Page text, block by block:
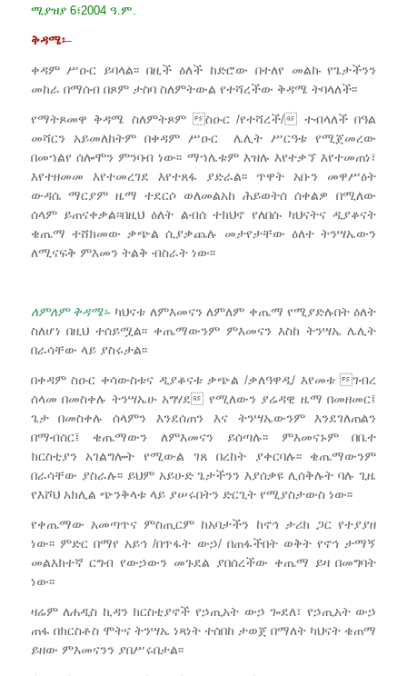
ሚያዝያ 6፣2004 ዓ.ም.
ቅዳሜ፡–
ቀዳም ሥዑር ይባላል፡፡ በዚች ዕለች ከድሮው በተለየ መልኩ የጌታችንን
መከራ በማሰብ በጾም ታስባ ስለምትውል የተሻረችው ቅዳሜ ትባላለች፡፡
የማትጾመዋ ቅዳሜ ስለምትጾም ስዑር /የተሻረች/ ተብላለች በዓል
መሻርን አይመለከትም በቀዳም ሥዑር ሌሊት ሥርዓቱ የሚጀመረው
በመኀልየ ሰሎሞን ምንባብ ነው፡፡ ማኀሌቱም እዝሉ እየተቃኘ እየተመጠነ፣
እየተዘመመ እየተመረገደ እየተጸፋ ያድራል፡፡ ጥዋት አቡን መዋሥዕት
ውዳሴ ማርያም ዜማ ተደርሶ ወለመልአከ ሕይወትሰ ሰቀልዎ በሚለው
ሰላም ይጠናቀቃል፡፡በዚህ ዕለት ልብሰ ተክህኖ የለበሱ ካህናትና ዲያቆናት
ቄጤማ ተሸክመው ቃጭል ሲያቃጨሉ መታየታቸው ዕለተ ትንሣኤውን
ለሚናፍቅ ምእመን ትልቅ ብስራት ነው፡፡
ለምለም ቅዳሜ፡- ካህናቱ ለምእመናን ለምለም ቀጤማ የሚያድሉበት ዕለት
ስለሆነ በዚህ ተሰይሟል፡፡ ቀጤማውንም ምእመናን እስከ ትንሣኤ ሌሊት
በራሳቸው ላይ ያስሩታል፡፡
በቀዳም ስዑር ቀሳውስቱና ዲያቆናቱ ቃጭል /ቃለዓዋዲ/ እየመቱ ገብረ
ሰላመ በመስቀሉ ትንሣኤሁ አግሃደ የሚለውን ያሬዳዊ ዜማ በመዘመር፤
ጌታ በመስቀሉ ሰላምን እንደሰጠን እና ትንሣኤውንም እንደገለጠልን
በማብሰር፤ ቄጤማውን ለምእመናን ይሰጣሉ፡፡ ምእመናኑም በቤተ
ክርስቲያን አገልግሎት የሚውል ገጸ በረከት ያቀርባሉ፡፡ ቄጤማውንም
በራሳቸው ያስራሉ፡፡ ይህም አይሁድ ጌታችንን እያሰቃዩ ሊሰቅሉት ባሉ ጊዜ
የእሾህ አክሊል ጭንቅላቱ ላይ ያሠሩበትን ድርጊት የሚያስታውስ ነው፡፡
የቀጤማው አመጣጥና ምስጢርም ከአባታችን ከኖኅ ታሪክ ጋር የተያያዘ
ነው፡፡ ምድር በማየ አይኅ /በጥፋት ውኃ/ በጠፋችበት ወቅት የኖኅ ታማኝ
መልእክተኛ ርግብ የውኃውን መጉደል ያበሰረችው ቀጤማ ይዛ በመግባት
ነው፡፡
ዛሬም ለሐዲስ ኪዳን ክርስቲያኖች የኃጢአት ውኃ ጐደለ፣ የኃጢአት ውኃ
ጠፋ በክርስቶስ ሞትና ትንሣኤ ነጻነት ተሰበከ ታወጀ በማለት ካህናት ቄጠማ
ይዘው ምእመናንን ያበሥሩበታል፡፡